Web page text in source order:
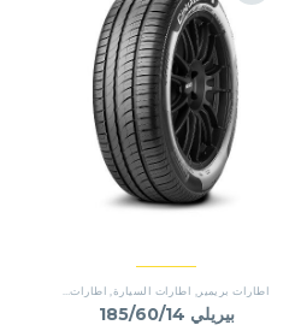
اطارات بريمير اطارات السيارة اطارات بريمير
بيريلي 185/60/14